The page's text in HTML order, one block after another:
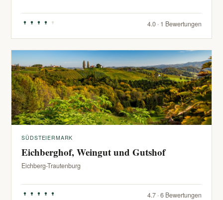
4.0 · 1 Bewertungen
SÜDSTEIERMARK
Eichberghof, Weingut und Gutshof
Eichberg-Trautenburg
4.7 · 6 Bewertungen